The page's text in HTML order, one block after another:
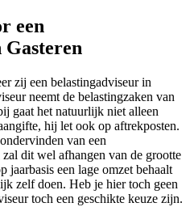
een
zij een belastingadviseur in
neemt de belastingzaken van
gaat het natuurlijk niet alleen
hij let ook op aftrekposten.
van een
dit wel afhangen van de grootte
jaarbasis een lage omzet behaalt
zelf doen. Heb je hier toch geen
toch een geschikte keuze zijn.